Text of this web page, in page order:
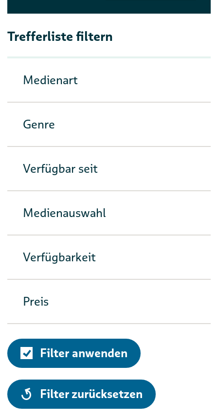
Trefferliste filtern
Medienart
Genre
Verfügbar seit
Medienauswahl
Verfügbarkeit
Preis
Filter anwenden
alle
Filter zurücksetzen